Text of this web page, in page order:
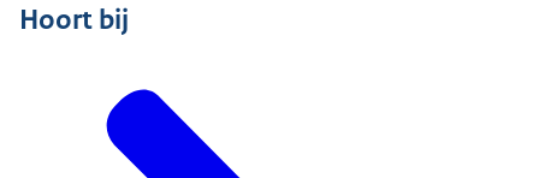
Hoort bij